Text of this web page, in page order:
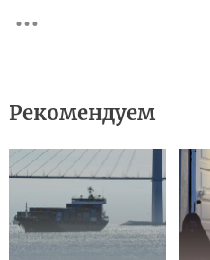
Рекомендуем